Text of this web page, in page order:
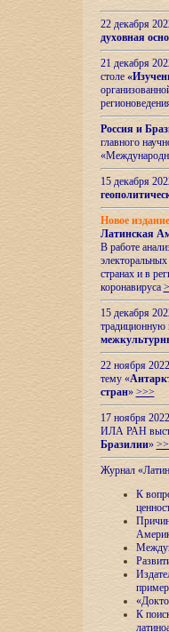
22 декабря
духовная
21 декабря
столе
Россия и
главного
15 декабря
Новое
Латинская
В работе
странах и в
коронавируса
15 декабря
22 ноября
тему «
стран» >>>
17 ноября
ИЛА РАН
Бразилии»
Журнал
К
К